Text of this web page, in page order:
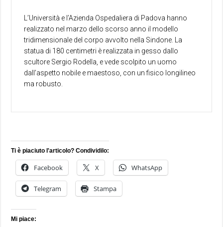
L’Università e l’Azienda Ospedaliera di Padova hanno
realizzato nel marzo dello scorso anno il modello
tridimensionale del corpo avvolto nella Sindone. La
statua di 180 centimetri è realizzata in gesso dallo
scultore Sergio Rodella, e vede scolpito un uomo
dall’aspetto nobile e maestoso, con un fisico longilineo
ma robusto.
Ti è piaciuto l'articolo? Condividilo:
Facebook X WhatsApp
Telegram Stampa
Mi piace: